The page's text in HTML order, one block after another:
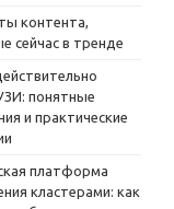
контента,
сейчас в тренде
понятные
и практические
платформа
кластерами: как